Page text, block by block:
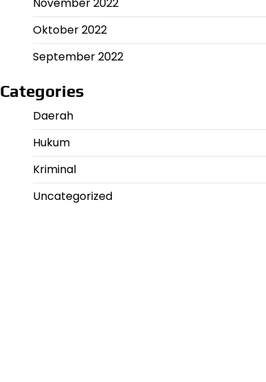
Oktober 2022
September 2022
Categories
Daerah
Hukum
Kriminal
Uncategorized